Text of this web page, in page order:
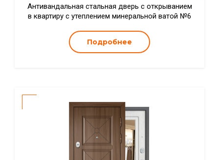
Антивандальная стальная дверь с открыванием
в квартиру с утеплением минеральной ватой №6
Подробнее